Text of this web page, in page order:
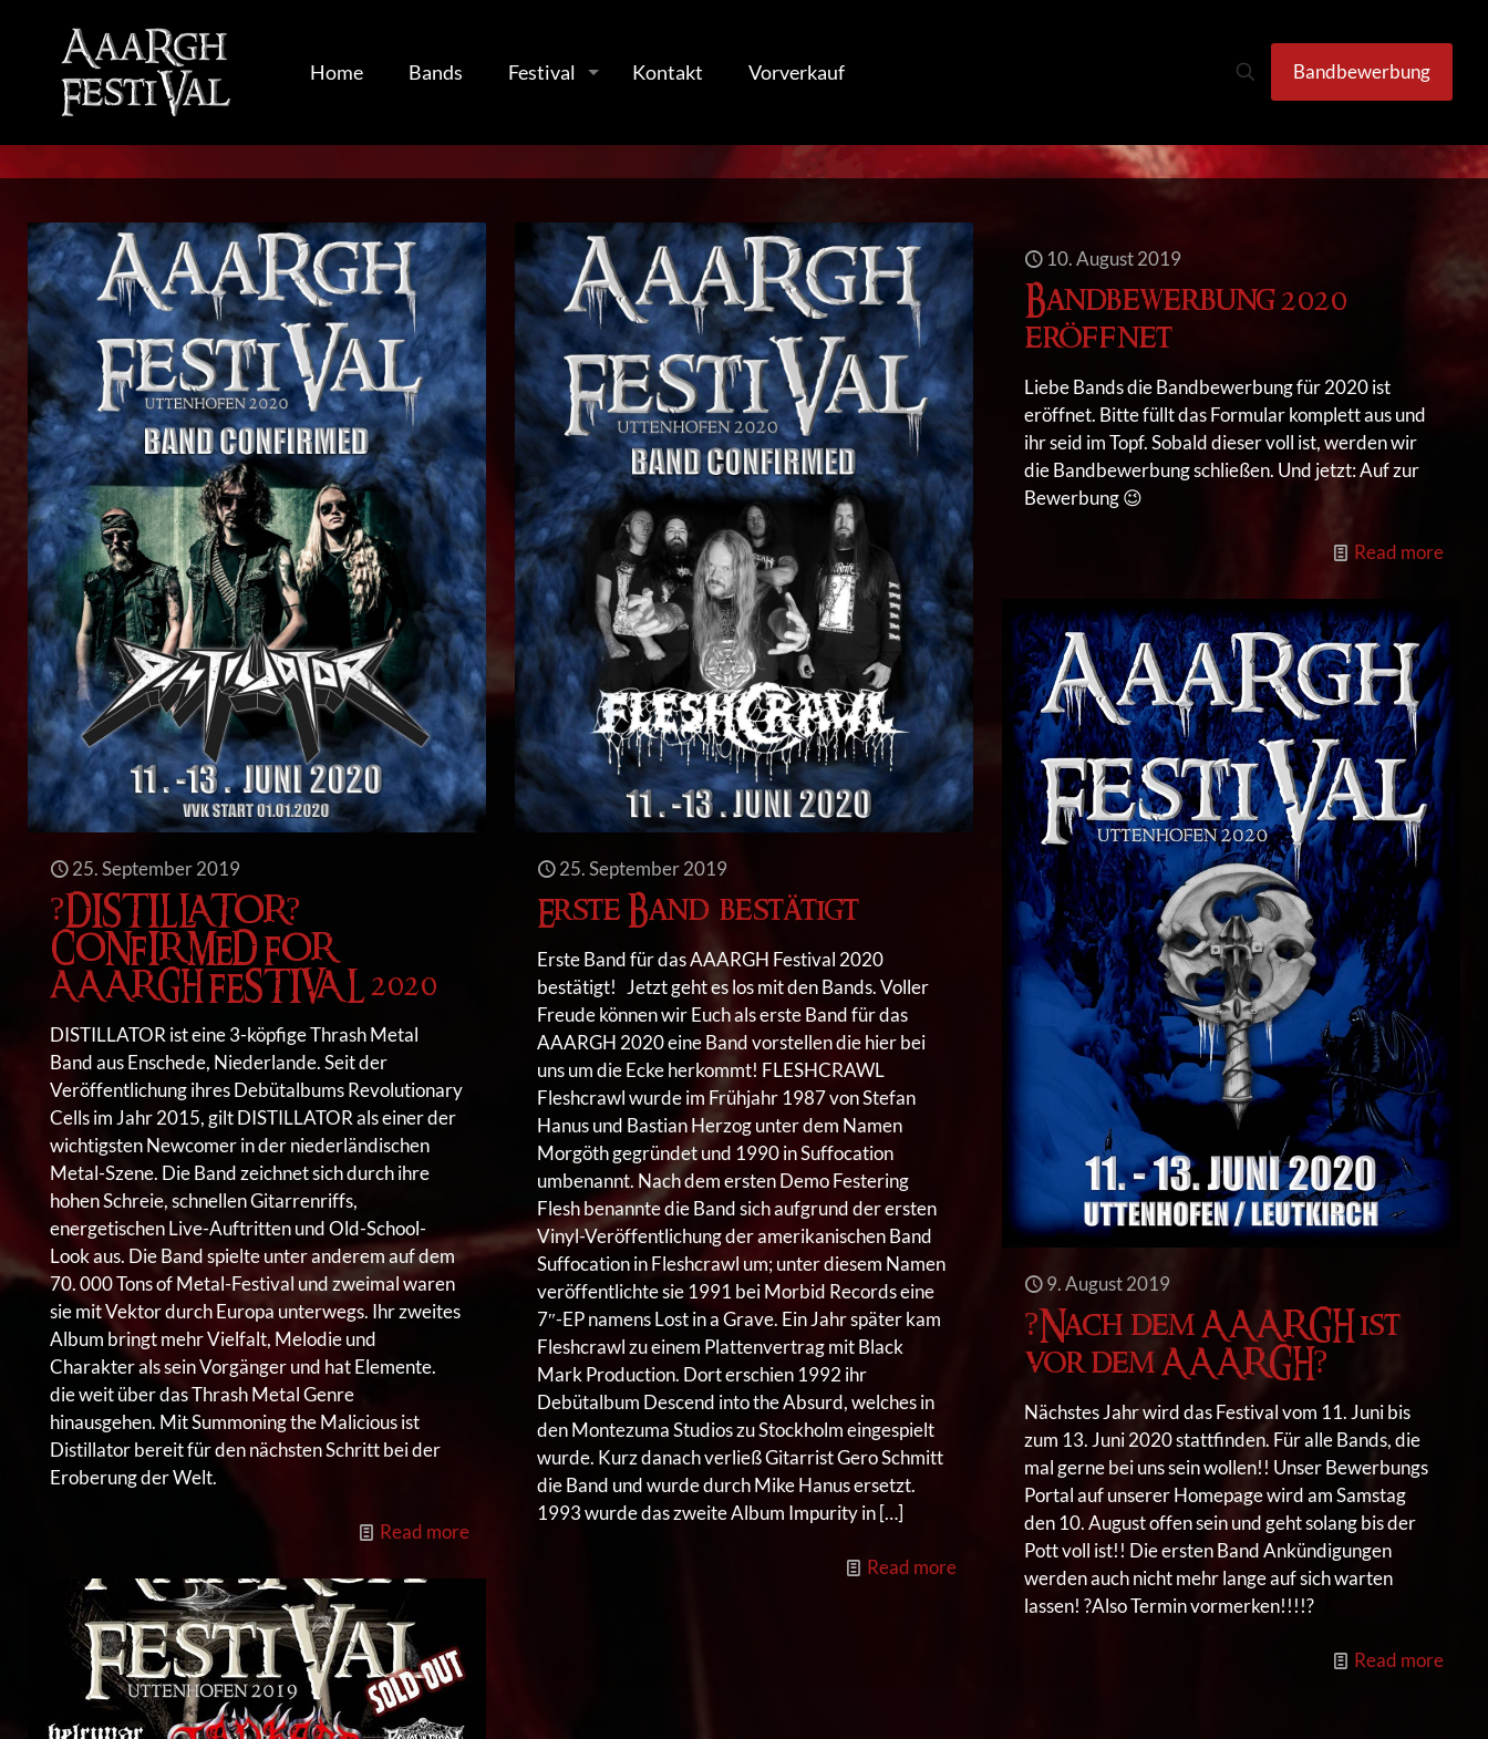
Home Bands Festival Kontakt Vorverkauf Bandbewerbung
25. September 2019
?DISTILLATOR?
CONFIRMED FOR
AAARGH FESTIVAL 2020
DISTILLATOR ist eine 3-köpfige Thrash Metal
Band aus Enschede, Niederlande. Seit der
Veröffentlichung ihres Debütalbums Revolutionary
Cells im Jahr 2015, gilt DISTILLATOR als einer der
wichtigsten Newcomer in der niederländischen
Metal-Szene. Die Band zeichnet sich durch ihre
hohen Schreie, schnellen Gitarrenriffs,
energetischen Live-Auftritten und Old-School-
Look aus. Die Band spielte unter anderem auf dem
70. 000 Tons of Metal-Festival und zweimal waren
sie mit Vektor durch Europa unterwegs. Ihr zweites
Album bringt mehr Vielfalt, Melodie und
Charakter als sein Vorgänger und hat Elemente.
die weit über das Thrash Metal Genre
hinausgehen. Mit Summoning the Malicious ist
Distillator bereit für den nächsten Schritt bei der
Eroberung der Welt.
Read more
25. September 2019
Erste Band bestätigt
Erste Band für das AAARGH Festival 2020
bestätigt! Jetzt geht es los mit den Bands. Voller
Freude können wir Euch als erste Band für das
AAARGH 2020 eine Band vorstellen die hier bei
uns um die Ecke herkommt! FLESHCRAWL
Fleshcrawl wurde im Frühjahr 1987 von Stefan
Hanus und Bastian Herzog unter dem Namen
Morgöth gegründet und 1990 in Suffocation
umbenannt. Nach dem ersten Demo Festering
Flesh benannte die Band sich aufgrund der ersten
Vinyl-Veröffentlichung der amerikanischen Band
Suffocation in Fleshcrawl um; unter diesem Namen
veröffentlichte sie 1991 bei Morbid Records eine
7″-EP namens Lost in a Grave. Ein Jahr später kam
Fleshcrawl zu einem Plattenvertrag mit Black
Mark Production. Dort erschien 1992 ihr
Debütalbum Descend into the Absurd, welches in
den Montezuma Studios zu Stockholm eingespielt
wurde. Kurz danach verließ Gitarrist Gero Schmitt
die Band und wurde durch Mike Hanus ersetzt.
1993 wurde das zweite Album Impurity in […]
Read more
10. August 2019
Bandbewerbung 2020
eröffnet
Liebe Bands die Bandbewerbung für 2020 ist
eröffnet. Bitte füllt das Formular komplett aus und
ihr seid im Topf. Sobald dieser voll ist, werden wir
die Bandbewerbung schließen. Und jetzt: Auf zur
Bewerbung 😉
Read more
9. August 2019
?Nach dem AAARGH ist
vor dem AAARGH?
Nächstes Jahr wird das Festival vom 11. Juni bis
zum 13. Juni 2020 stattfinden. Für alle Bands, die
mal gerne bei uns sein wollen!! Unser Bewerbungs
Portal auf unserer Homepage wird am Samstag
den 10. August offen sein und geht solang bis der
Pott voll ist!! Die ersten Band Ankündigungen
werden auch nicht mehr lange auf sich warten
lassen! ?Also Termin vormerken!!!!?
Read more